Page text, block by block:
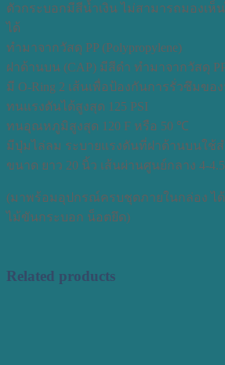
ตัวกระบอกมีสีน้ำเงิน ไม่สามารถมองเห็
ได้
ทำมาจากวัสดุ PP (Polypropylene)
ฝาด้านบน (CAP) มีสีดำ ทำมาจากวัสดุ PP
มี O-Ring 2 เส้นเพื่อป้องกันการรั่วซึมขอ
ทนแรงดันได้สูงสุด 125 PSI
ทนอุณหภูมิสูงสุด 120 F หรือ 50 ℃
มีปุ่มไล่ลม ระบายแรงดันที่ฝาด้านบนใช้
ขนาด ยาว 20 นิ้ว เส้นผ่านศูนย์กลาง 4-
(มาพร้อมอุปกรณ์ครบชุดภายในกล่อง ไ
ไม้ขันกระบอก น็อตยึด)
Related products